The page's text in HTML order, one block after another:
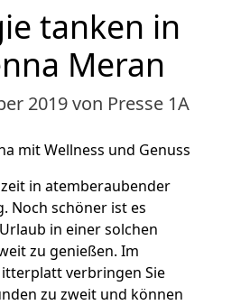
tanken in
Meran
2019von Presse 1A
mit Wellness und Genuss
in atemberaubender
Noch schöner ist es
in einer solchen
zu genießen. Im
verbringen Sie
zu zweit und können